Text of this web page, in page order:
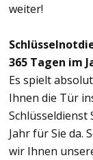
weiter!
365 Tagen im
Es spielt
Ihnen die Tür
Schlüsseldienst
Jahr für Sie da.
wir Ihnen